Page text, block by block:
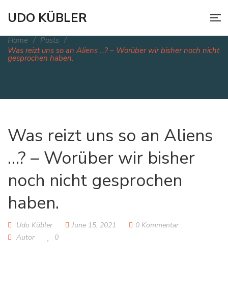
UDO KÜBLER
Udos Sci-Fi Blog
Home / Posts /
Was reizt uns so an Aliens …? – Worüber wir bisher noch nicht
gesprochen haben.
Was reizt uns so an Aliens
…? – Worüber wir bisher
noch nicht gesprochen
haben.
Udo Kübler June 15, 2021
0 Kommentar
Autor
0